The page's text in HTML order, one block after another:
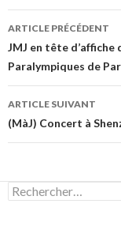
Navigation
des
articles
ARTICLE PRÉCÉDENT
JMJ en tête d’affiche
Paralympiques de
ARTICLE SUIVANT
(MàJ) Concert à
Rechercher :